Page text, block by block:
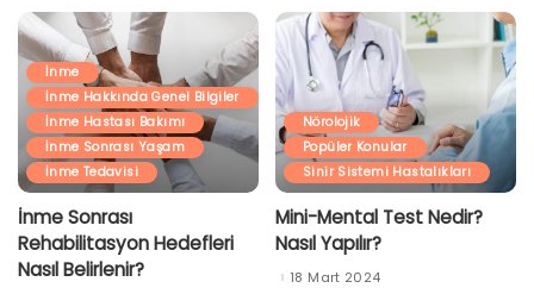
İnme
İnme Hakkında Genel Bilgiler
İnme Hastası Bakımı
İnme Sonrası Yaşam
İnme Tedavisi
İnme Sonrası
Rehabilitasyon Hedefleri
Nasıl Belirlenir?
Nörolojik
Popüler Konular
Sinir Sistemi Hastalıkları
Mini-Mental Test Nedir?
Nasıl Yapılır?
18 Mart 2024